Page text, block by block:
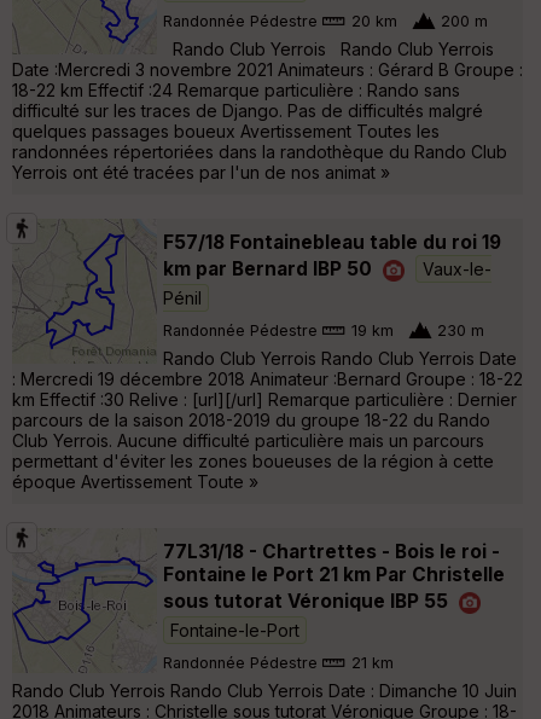
Randonnée Pédestre 20 km 200 m
Rando Club Yerrois Rando Club Yerrois
Date :Mercredi 3 novembre 2021 Animateurs : Gérard B Groupe :
18-22 km Effectif :24 Remarque particulière : Rando sans
difficulté sur les traces de Django. Pas de difficultés malgré
quelques passages boueux Avertissement Toutes les
randonnées répertoriées dans la randothèque du Rando Club
Yerrois ont été tracées par l'un de nos animat »
F57/18 Fontainebleau table du roi 19
km par Bernard IBP 50
Vaux-le-
Pénil
Randonnée Pédestre 19 km 230 m
Rando Club Yerrois Rando Club Yerrois Date
: Mercredi 19 décembre 2018 Animateur :Bernard Groupe : 18-22
km Effectif :30 Relive : [url][/url] Remarque particulière : Dernier
parcours de la saison 2018-2019 du groupe 18-22 du Rando
Club Yerrois. Aucune difficulté particulière mais un parcours
permettant d'éviter les zones boueuses de la région à cette
époque Avertissement Toute »
77L31/18 - Chartrettes - Bois le roi -
Fontaine le Port 21 km Par Christelle
sous tutorat Véronique IBP 55
Fontaine-le-Port
Randonnée Pédestre 21 km
Rando Club Yerrois Rando Club Yerrois Date : Dimanche 10 Juin
2018 Animateurs : Christelle sous tutorat Véronique Groupe : 18-